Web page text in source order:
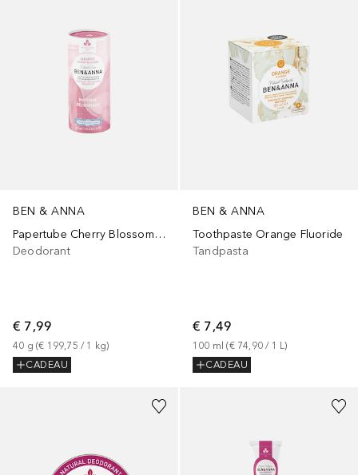
BEN & ANNA
Papertube Cherry Blossom Sensitive
Deodorant
€ 7,99
40 g (€ 199,75 / 1 kg)
CADEAU
BEN & ANNA
Toothpaste Orange Fluoride
Tandpasta
€ 7,49
100 ml (€ 74,90 / 1 L)
CADEAU